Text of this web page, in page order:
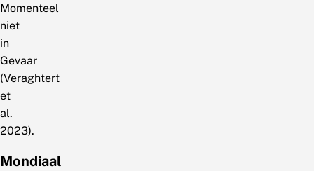
Momenteel
niet
in
Gevaar
(Veraghtert
et
al.
2023).
Mondiaal